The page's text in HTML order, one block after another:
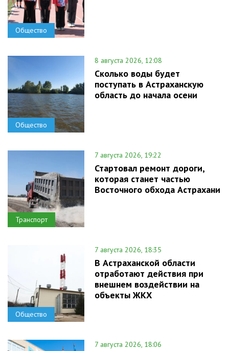
Общество
Общество
8 августа 2026, 12:08
Сколько воды будет
поступать в Астраханскую
область до начала осени
Транспорт
7 августа 2026, 19:22
Стартовал ремонт дороги,
которая станет частью
Восточного обхода Астрахани
Общество
7 августа 2026, 18:35
В Астраханской области
отработают действия при
внешнем воздействии на
объекты ЖКХ
7 августа 2026, 18:06